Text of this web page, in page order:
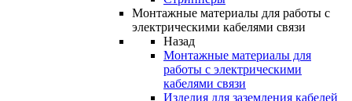
Монтажные материалы для работы с
электрическими кабелями связи
Назад
Монтажные материалы для
работы с электрическими
кабелями связи
Изделия для заземления кабелей